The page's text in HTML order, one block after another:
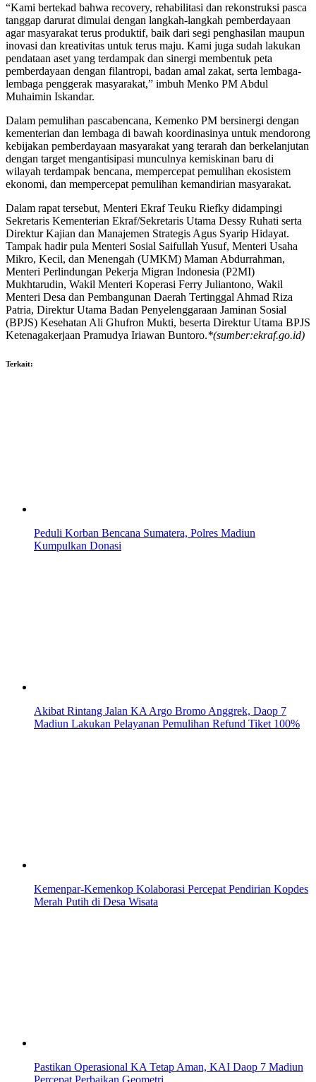
“Kami bertekad bahwa recovery, rehabilitasi dan rekonstruksi pasca
tanggap darurat dimulai dengan langkah-langkah pemberdayaan
agar masyarakat terus produktif, baik dari segi penghasilan maupun
inovasi dan kreativitas untuk terus maju. Kami juga sudah lakukan
pendataan aset yang terdampak dan sinergi membentuk peta
pemberdayaan dengan filantropi, badan amal zakat, serta lembaga-
lembaga penggerak masyarakat,” imbuh Menko PM Abdul
Muhaimin Iskandar.
Dalam pemulihan pascabencana, Kemenko PM bersinergi dengan
kementerian dan lembaga di bawah koordinasinya untuk mendorong
kebijakan pemberdayaan masyarakat yang terarah dan berkelanjutan
dengan target mengantisipasi munculnya kemiskinan baru di
wilayah terdampak bencana, mempercepat pemulihan ekosistem
ekonomi, dan mempercepat pemulihan kemandirian masyarakat.
Dalam rapat tersebut, Menteri Ekraf Teuku Riefky didampingi
Sekretaris Kementerian Ekraf/Sekretaris Utama Dessy Ruhati serta
Direktur Kajian dan Manajemen Strategis Agus Syarip Hidayat.
Tampak hadir pula Menteri Sosial Saifullah Yusuf, Menteri Usaha
Mikro, Kecil, dan Menengah (UMKM) Maman Abdurrahman,
Menteri Perlindungan Pekerja Migran Indonesia (P2MI)
Mukhtarudin, Wakil Menteri Koperasi Ferry Juliantono, Wakil
Menteri Desa dan Pembangunan Daerah Tertinggal Ahmad Riza
Patria, Direktur Utama Badan Penyelenggaraan Jaminan Sosial
(BPJS) Kesehatan Ali Ghufron Mukti, beserta Direktur Utama BPJS
Ketenagakerjaan Pramudya Iriawan Buntoro.*(sumber:ekraf.go.id)
Terkait:
Peduli Korban Bencana Sumatera, Polres Madiun
Kumpulkan Donasi
Akibat Rintang Jalan KA Argo Bromo Anggrek, Daop 7
Madiun Lakukan Pelayanan Pemulihan Refund Tiket 100%
Kemenpar-Kemenkop Kolaborasi Percepat Pendirian Kopdes
Merah Putih di Desa Wisata
Pastikan Operasional KA Tetap Aman, KAI Daop 7 Madiun
Percepat Perbaikan Geometri